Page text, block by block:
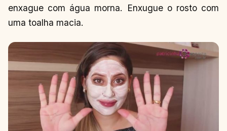
enxague com água morna. Enxugue o rosto com
uma toalha macia.